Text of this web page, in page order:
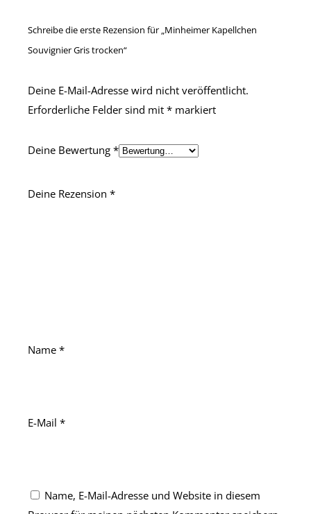
Schreibe die erste Rezension für „Minheimer Kapellchen
Souvignier Gris trocken“
Deine E-Mail-Adresse wird nicht veröffentlicht.
Erforderliche Felder sind mit * markiert
Deine Bewertung *
Deine Rezension *
Name *
E-Mail *
Name, E-Mail-Adresse und Website in diesem